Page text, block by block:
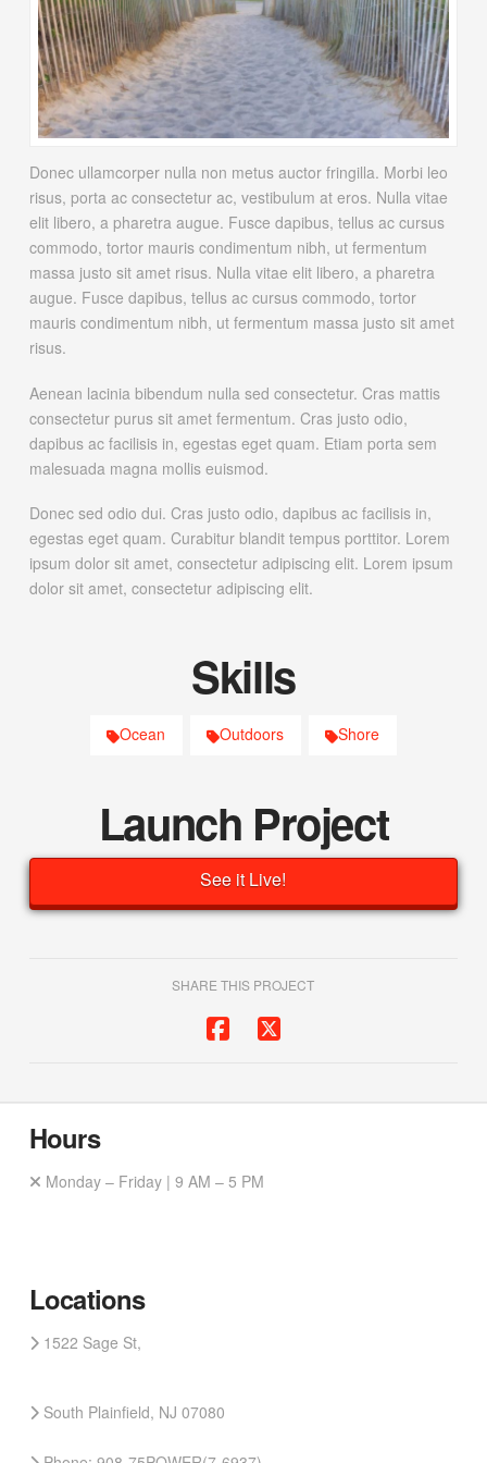
Donec ullamcorper nulla non metus auctor fringilla. Morbi leo
risus, porta ac consectetur ac, vestibulum at eros. Nulla vitae
elit libero, a pharetra augue. Fusce dapibus, tellus ac cursus
commodo, tortor mauris condimentum nibh, ut fermentum
massa justo sit amet risus. Nulla vitae elit libero, a pharetra
augue. Fusce dapibus, tellus ac cursus commodo, tortor
mauris condimentum nibh, ut fermentum massa justo sit amet
risus.
Aenean lacinia bibendum nulla sed consectetur. Cras mattis
consectetur purus sit amet fermentum. Cras justo odio,
dapibus ac facilisis in, egestas eget quam. Etiam porta sem
malesuada magna mollis euismod.
Donec sed odio dui. Cras justo odio, dapibus ac facilisis in,
egestas eget quam. Curabitur blandit tempus porttitor. Lorem
ipsum dolor sit amet, consectetur adipiscing elit. Lorem ipsum
dolor sit amet, consectetur adipiscing elit.
Skills
Ocean Outdoors Shore
Launch Project
See it Live!
SHARE THIS PROJECT
Hours
Monday – Friday | 9 AM – 5 PM
Locations
1522 Sage St,
South Plainfield, NJ 07080